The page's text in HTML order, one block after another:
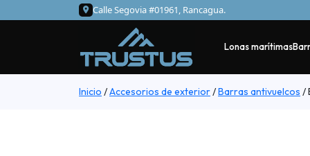
Calle Segovia #01961, Rancagua.
Lonas marítimas
Inicio /Accesorios de exterior/Barras antivuelcos /